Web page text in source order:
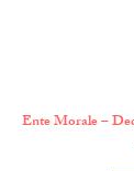
Ente Morale –